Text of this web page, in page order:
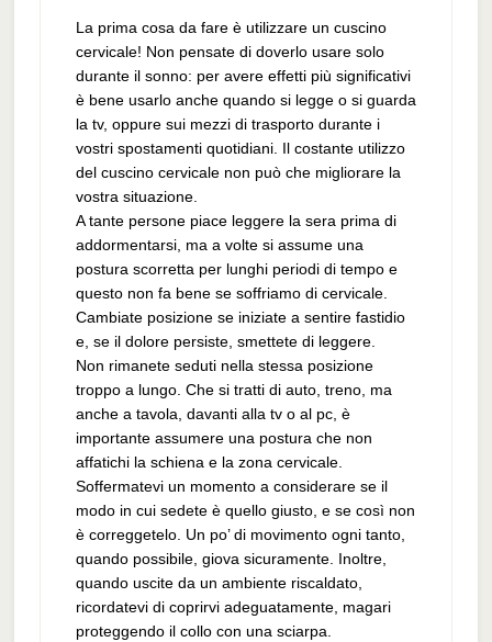
La prima cosa da fare è utilizzare un cuscino
cervicale! Non pensate di doverlo usare solo
durante il sonno: per avere effetti più significativi
è bene usarlo anche quando si legge o si guarda
la tv, oppure sui mezzi di trasporto durante i
vostri spostamenti quotidiani. Il costante utilizzo
del cuscino cervicale non può che migliorare la
vostra situazione.
A tante persone piace leggere la sera prima di
addormentarsi, ma a volte si assume una
postura scorretta per lunghi periodi di tempo e
questo non fa bene se soffriamo di cervicale.
Cambiate posizione se iniziate a sentire fastidio
e, se il dolore persiste, smettete di leggere.
Non rimanete seduti nella stessa posizione
troppo a lungo. Che si tratti di auto, treno, ma
anche a tavola, davanti alla tv o al pc, è
importante assumere una postura che non
affatichi la schiena e la zona cervicale.
Soffermatevi un momento a considerare se il
modo in cui sedete è quello giusto, e se così non
è correggetelo. Un po’ di movimento ogni tanto,
quando possibile, giova sicuramente. Inoltre,
quando uscite da un ambiente riscaldato,
ricordatevi di coprirvi adeguatamente, magari
proteggendo il collo con una sciarpa.